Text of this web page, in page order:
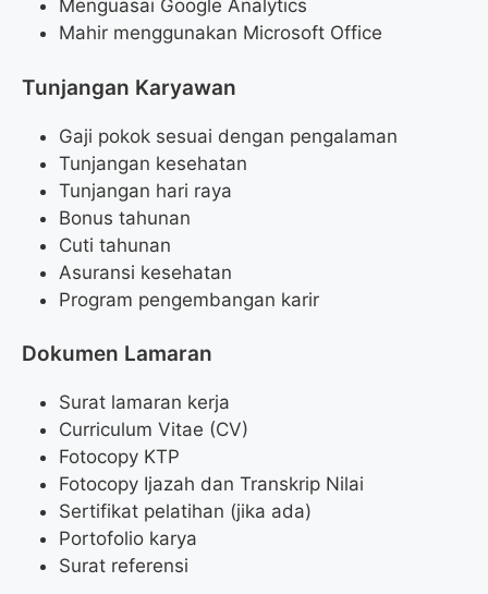
Menguasai Google Analytics
Mahir menggunakan Microsoft Office
Tunjangan Karyawan
Gaji pokok sesuai dengan pengalaman
Tunjangan kesehatan
Tunjangan hari raya
Bonus tahunan
Cuti tahunan
Asuransi kesehatan
Program pengembangan karir
Dokumen Lamaran
Surat lamaran kerja
Curriculum Vitae (CV)
Fotocopy KTP
Fotocopy Ijazah dan Transkrip Nilai
Sertifikat pelatihan (jika ada)
Portofolio karya
Surat referensi